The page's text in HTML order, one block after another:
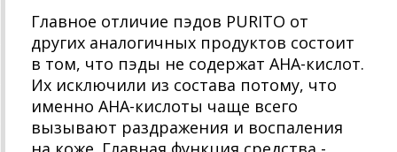
Главное отличие пэдов PURITO от
других аналогичных продуктов состоит
в том, что пэды не содержат АНА-кислот.
Их исключили из состава потому, что
именно АНА-кислоты чаще всего
вызывают раздражения и воспаления